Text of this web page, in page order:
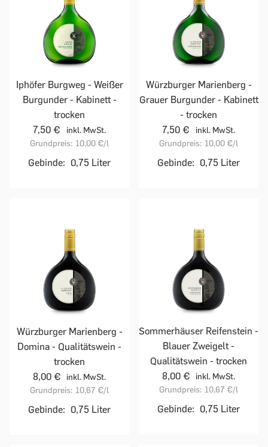
Iphöfer Burgweg - Weißer
Burgunder - Kabinett -
trocken
7,50 €
inkl. MwSt.
Grundpreis: 10,00 €/l
Gebinde: 0,75 Liter
Würzburger Marienberg -
Grauer Burgunder - Kabinett
- trocken
7,50 €
inkl. MwSt.
Grundpreis: 10,00 €/l
Gebinde: 0,75 Liter
Würzburger Marienberg -
Domina - Qualitätswein -
trocken
8,00 €
inkl. MwSt.
Grundpreis: 10,67 €/l
Gebinde: 0,75 Liter
Sommerhäuser Reifenstein -
Blauer Zweigelt -
Qualitätswein - trocken
8,00 €
inkl. MwSt.
Grundpreis: 10,67 €/l
Gebinde: 0,75 Liter